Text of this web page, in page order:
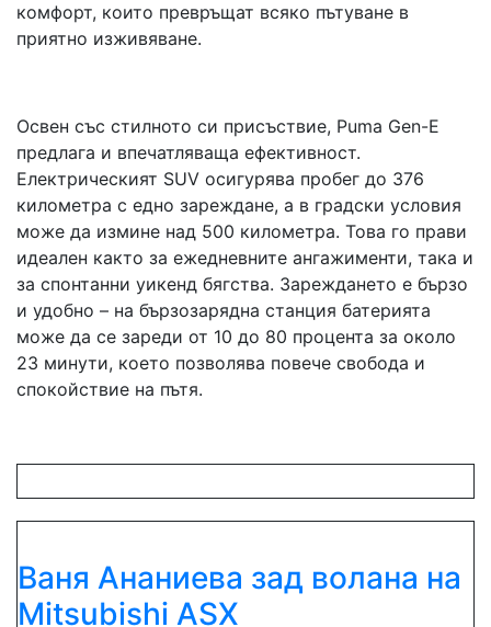
комфорт, които превръщат всяко пътуване в
приятно изживяване.
Освен със стилното си присъствие, Puma Gen-E
предлага и впечатляваща ефективност.
Електрическият SUV осигурява пробег до 376
километра с едно зареждане, а в градски условия
може да измине над 500 километра. Това го прави
идеален както за ежедневните ангажименти, така и
за спонтанни уикенд бягства. Зареждането е бързо
и удобно – на бързозарядна станция батерията
може да се зареди от 10 до 80 процента за около
23 минути, което позволява повече свобода и
спокойствие на пътя.
Ваня Ананиева зад волана на
Mitsubishi ASX